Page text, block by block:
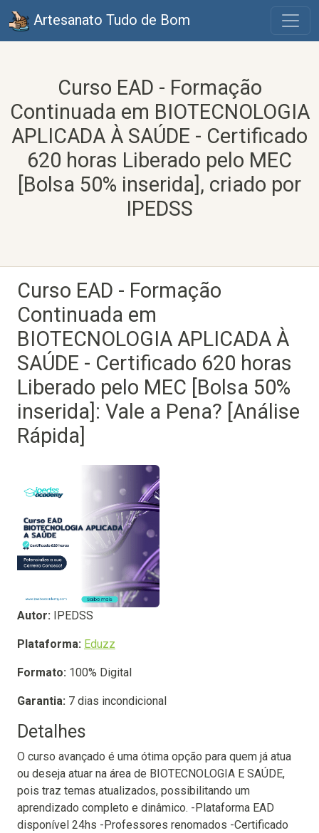
Artesanato Tudo de Bom
Curso EAD - Formação
Continuada em BIOTECNOLOGIA
APLICADA À SAÚDE - Certificado
620 horas Liberado pelo MEC
[Bolsa 50% inserida], criado por
IPEDSS
Curso EAD - Formação
Continuada em
BIOTECNOLOGIA APLICADA À
SAÚDE - Certificado 620 horas
Liberado pelo MEC [Bolsa 50%
inserida]: Vale a Pena? [Análise
Rápida]
Autor: IPEDSS
Plataforma: Eduzz
Formato: 100% Digital
Garantia: 7 dias incondicional
Detalhes
O curso avançado é uma ótima opção para quem já atua
ou deseja atuar na área de BIOTECNOLOGIA E SAÚDE,
pois traz temas atualizados, possibilitando um
aprendizado completo e dinâmico. -Plataforma EAD
disponível 24hs -Professores renomados -Certificado